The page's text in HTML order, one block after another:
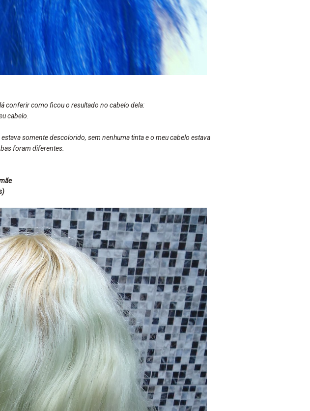
conferir como ficou o resultado no cabelo dela:
cabelo.
somente descolorido, sem nenhuma tinta e o meu cabelo estava
foram diferentes.